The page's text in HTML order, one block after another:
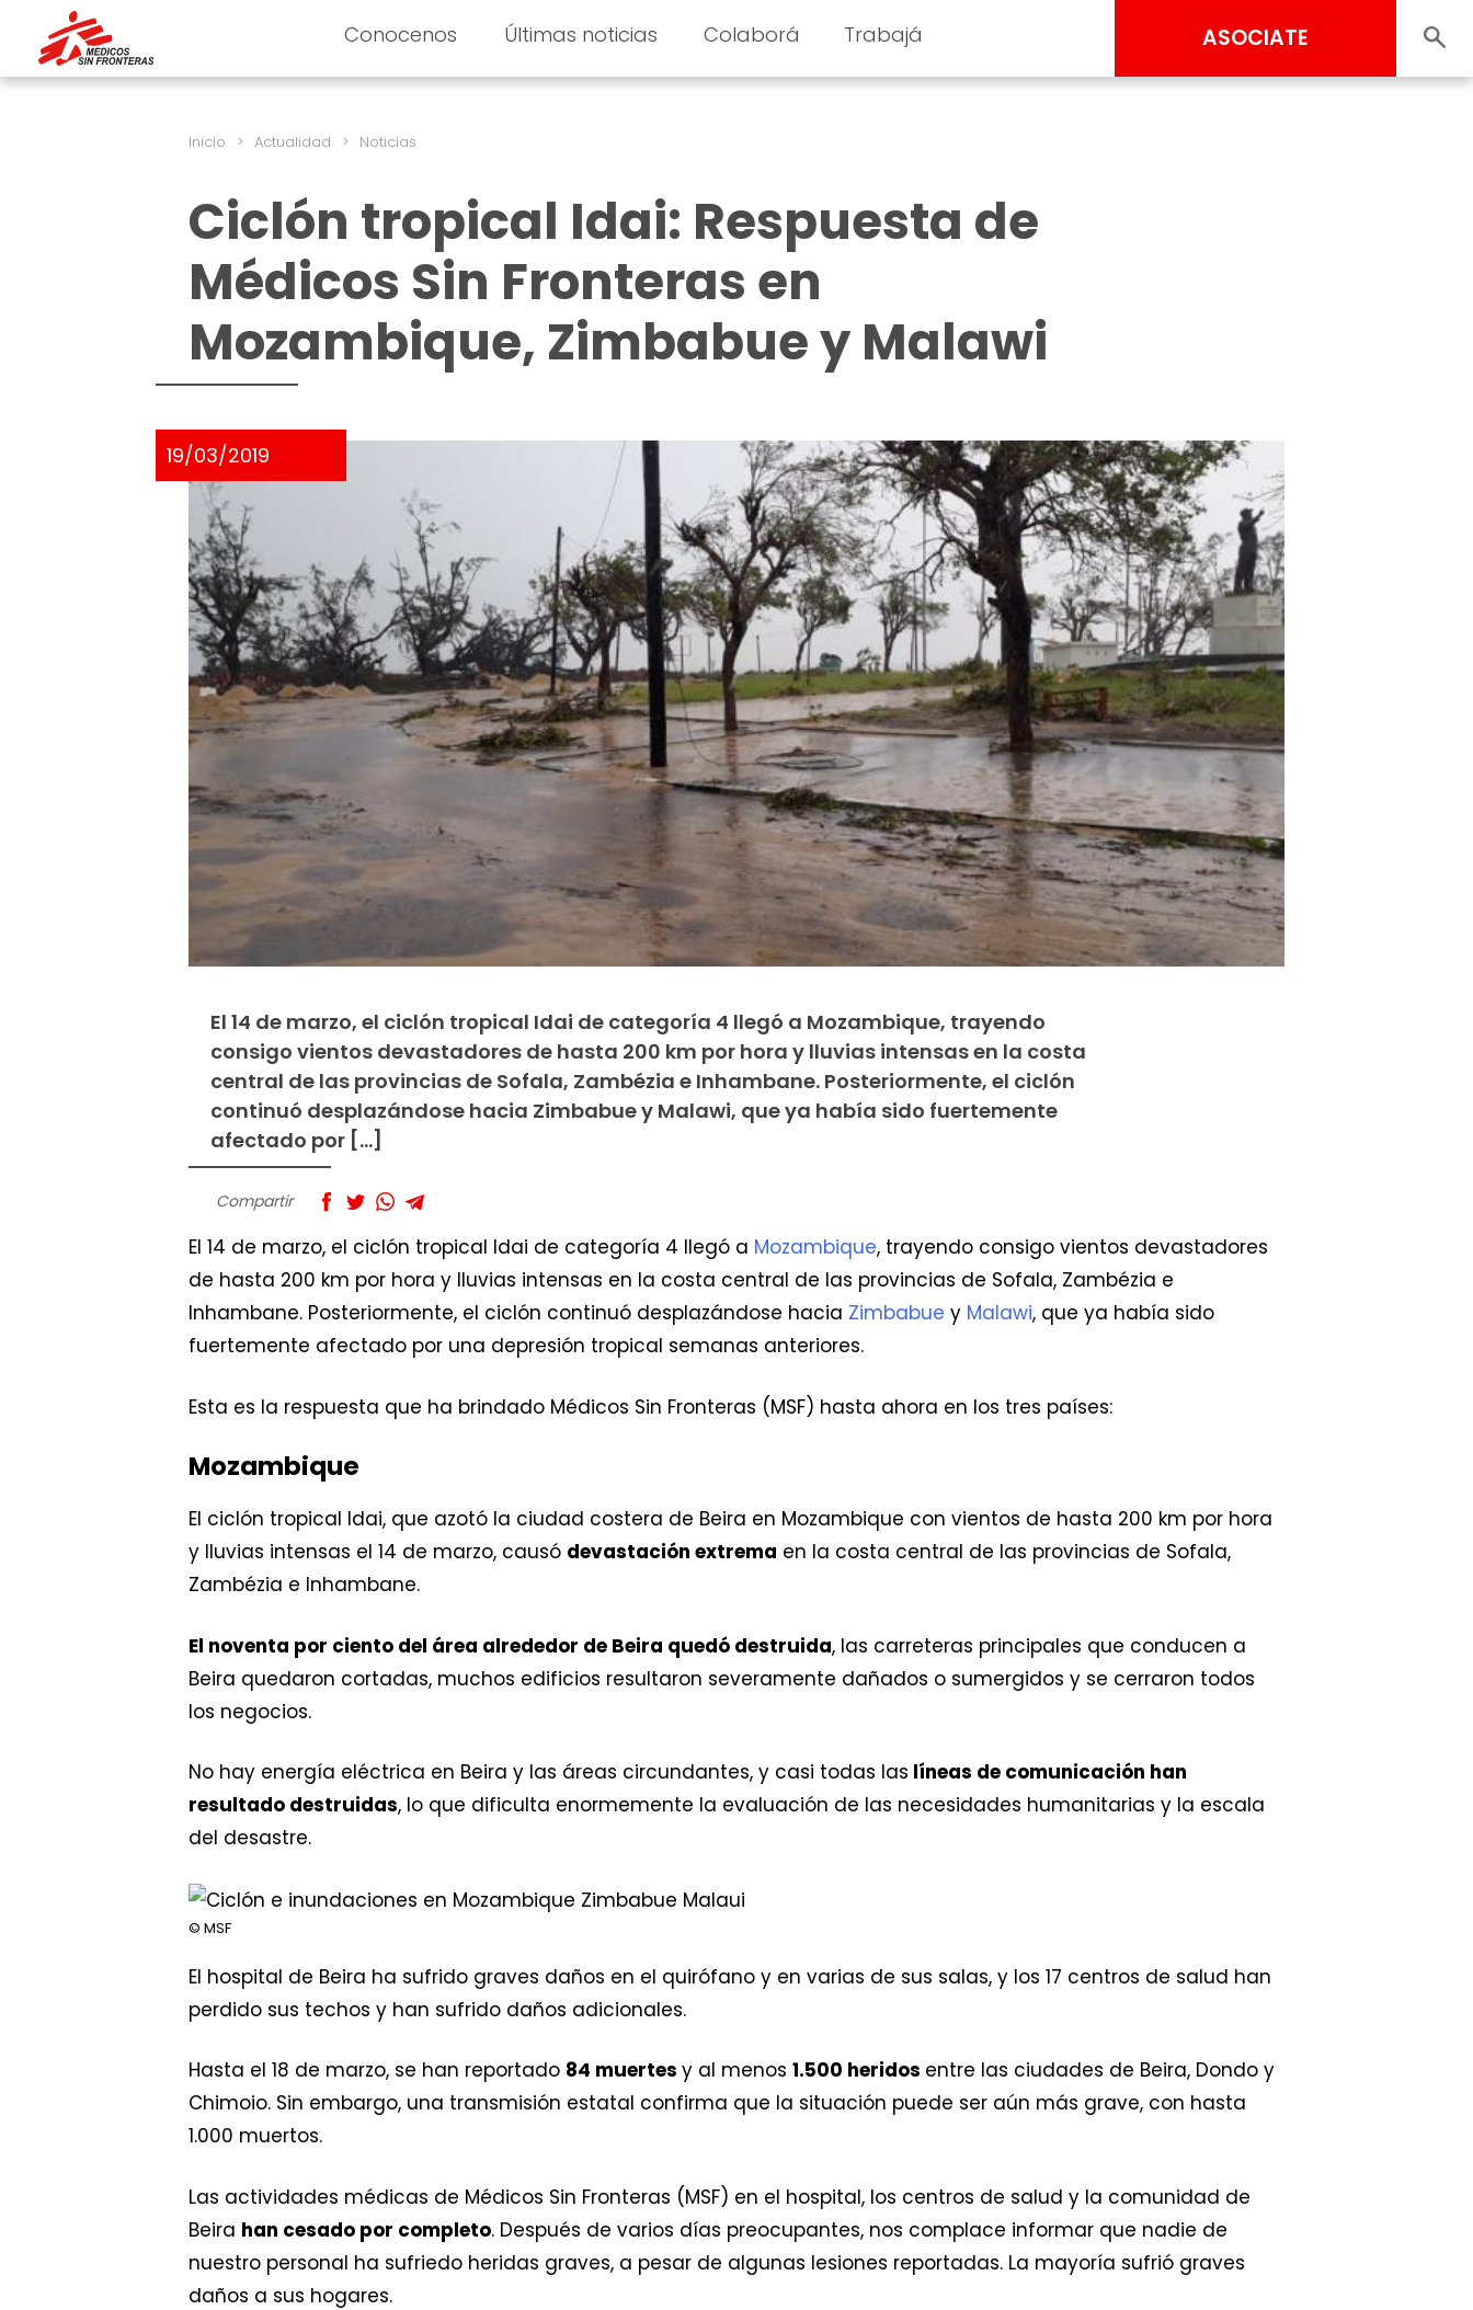
Conocenos Últimas noticias Colaborá Trabajá ASOCIATE
Inicio > Actualidad > Noticias
Ciclón tropical Idai: Respuesta de
Médicos Sin Fronteras en
Mozambique, Zimbabue y Malawi
19/03/2019
El 14 de marzo, el ciclón tropical Idai de categoría 4 llegó a Mozambique, trayendo
consigo vientos devastadores de hasta 200 km por hora y lluvias intensas en la costa
central de las provincias de Sofala, Zambézia e Inhambane. Posteriormente, el ciclón
continuó desplazándose hacia Zimbabue y Malawi, que ya había sido fuertemente
afectado por […]
Compartir
El 14 de marzo, el ciclón tropical Idai de categoría 4 llegó a Mozambique, trayendo consigo vientos devastadores
de hasta 200 km por hora y lluvias intensas en la costa central de las provincias de Sofala, Zambézia e
Inhambane. Posteriormente, el ciclón continuó desplazándose hacia Zimbabue y Malawi, que ya había sido
fuertemente afectado por una depresión tropical semanas anteriores.
Esta es la respuesta que ha brindado Médicos Sin Fronteras (MSF) hasta ahora en los tres países:
Mozambique
El ciclón tropical Idai, que azotó la ciudad costera de Beira en Mozambique con vientos de hasta 200 km por hora
y lluvias intensas el 14 de marzo, causó devastación extrema en la costa central de las provincias de Sofala,
Zambézia e Inhambane.
El noventa por ciento del área alrededor de Beira quedó destruida, las carreteras principales que conducen a
Beira quedaron cortadas, muchos edificios resultaron severamente dañados o sumergidos y se cerraron todos
los negocios.
No hay energía eléctrica en Beira y las áreas circundantes, y casi todas las líneas de comunicación han
resultado destruidas, lo que dificulta enormemente la evaluación de las necesidades humanitarias y la escala
del desastre.
© MSF
El hospital de Beira ha sufrido graves daños en el quirófano y en varias de sus salas, y los 17 centros de salud han
perdido sus techos y han sufrido daños adicionales.
Hasta el 18 de marzo, se han reportado 84 muertes y al menos 1.500 heridos entre las ciudades de Beira, Dondo y
Chimoio. Sin embargo, una transmisión estatal confirma que la situación puede ser aún más grave, con hasta
1.000 muertos.
Las actividades médicas de Médicos Sin Fronteras (MSF) en el hospital, los centros de salud y la comunidad de
Beira han cesado por completo. Después de varios días preocupantes, nos complace informar que nadie de
nuestro personal ha sufriedo heridas graves, a pesar de algunas lesiones reportadas. La mayoría sufrió graves
daños a sus hogares.